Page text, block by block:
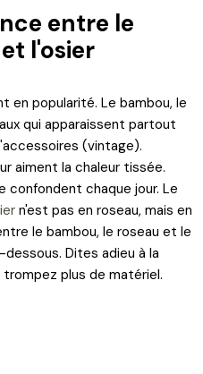
entre le
l'osier
en popularité. Le bambou, le
qui apparaissent partout
(vintage).
aiment la chaleur tissée.
confondent chaque jour. Le
n'est pas en roseau, mais en
le bambou, le roseau et le
Dites adieu à la
plus de matériel.